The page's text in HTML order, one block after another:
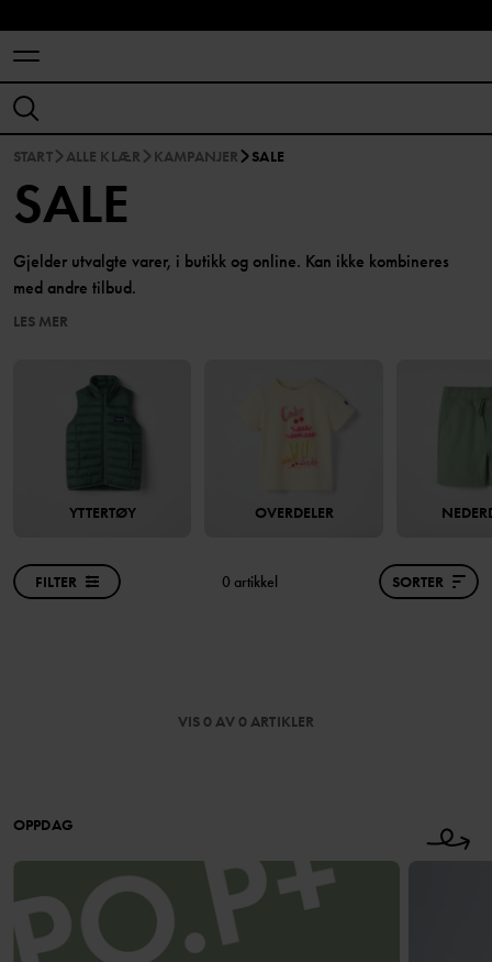
START ALLE KLÆR KAMPANJER SALE
SALE
Gjelder utvalgte varer, i butikk og online. Kan ikke kombineres
med andre tilbud.
LES MER
YTTERTØY OVERDELER
FILTER 0 artikkel SORTER
VIS 0 AV 0 ARTIKLER
OPPDAG